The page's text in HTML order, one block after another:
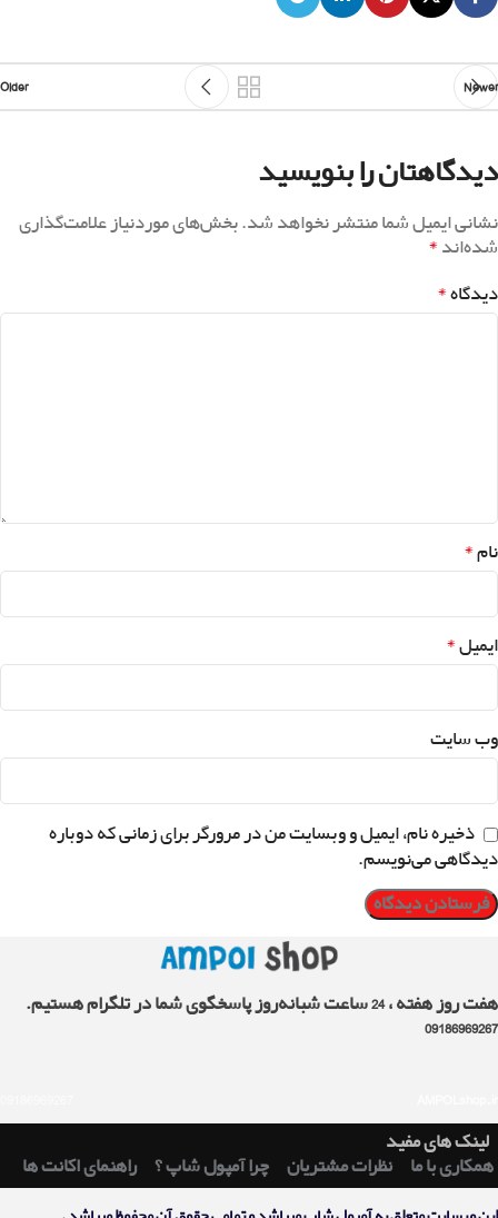
Newer
Older
دیدگاهتان را بنویسید
نشانی ایمیل شما منتشر نخواهد شد.بخش‌های موردنیاز علامت‌گذاری
شده‌اند*
دیدگاه*
نام*
ایمیل*
وب‌ سایت
ذخیره نام، ایمیل و وبسایت من در مرورگر برای زمانی که دوباره
دیدگاهی می‌نویسم.
هفت روز هفته ، 24 ساعت شبانه‌روز پاسخگوی شما در تلگرام هستیم.
09186969267
لینک های مفید
همکاری با ما
نظرات مشتریان چرا آمپول شاپ ؟ راهنمای اکانت ها